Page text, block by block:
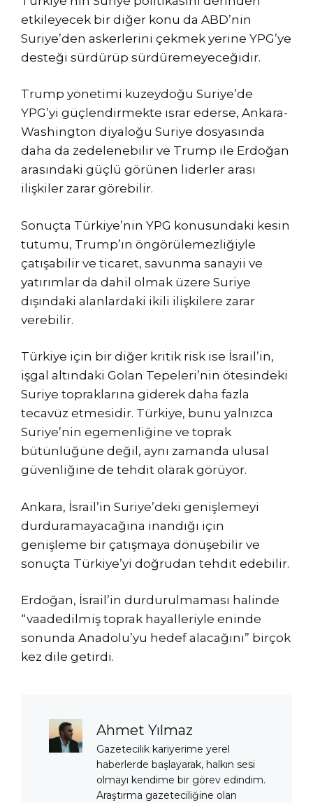
etkileyecek bir diğer konu da ABD’nin
Suriye’den askerlerini çekmek yerine YPG’ye
desteği sürdürüp sürdüremeyeceğidir.
Trump yönetimi kuzeydoğu Suriye’de
YPG’yi güçlendirmekte ısrar ederse, Ankara-
Washington diyaloğu Suriye dosyasında
daha da zedelenebilir ve Trump ile Erdoğan
arasındaki güçlü görünen liderler arası
ilişkiler zarar görebilir.
Sonuçta Türkiye’nin YPG konusundaki kesin
tutumu, Trump’ın öngörülemezliğiyle
çatışabilir ve ticaret, savunma sanayii ve
yatırımlar da dahil olmak üzere Suriye
dışındaki alanlardaki ikili ilişkilere zarar
verebilir.
Türkiye için bir diğer kritik risk ise İsrail’in,
işgal altındaki Golan Tepeleri’nin ötesindeki
Suriye topraklarına giderek daha fazla
tecavüz etmesidir. Türkiye, bunu yalnızca
Suriye’nin egemenliğine ve toprak
bütünlüğüne değil, aynı zamanda ulusal
güvenliğine de tehdit olarak görüyor.
Ankara, İsrail’in Suriye’deki genişlemeyi
durduramayacağına inandığı için
genişleme bir çatışmaya dönüşebilir ve
sonuçta Türkiye’yi doğrudan tehdit edebilir.
Erdoğan, İsrail’in durdurulmaması halinde
“vaadedilmiş toprak hayalleriyle eninde
sonunda Anadolu’yu hedef alacağını” birçok
kez dile getirdi.
Ahmet Yılmaz
Gazetecilik kariyerime yerel
haberlerde başlayarak, halkın sesi
olmayı kendime bir görev edindim.
Araştırma gazeteciliğine olan